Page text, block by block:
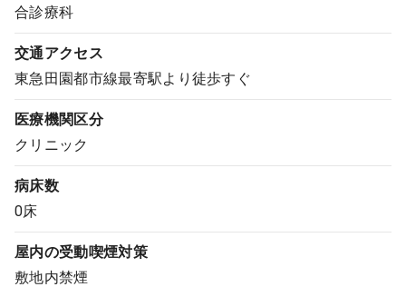
クリニック開業
DtoDとは
お問合せ
採用をお考えの医療機関の方
合診療科
交通アクセス
東急田園都市線最寄駅より徒歩すぐ
医療機関区分
クリニック
病床数
0床
屋内の受動喫煙対策
敷地内禁煙